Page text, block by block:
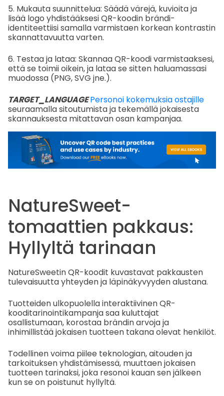
5. Mukauta suunnittelua: Säädä värejä, kuvioita ja
lisää logo yhdistääksesi QR-koodin brändi-
identiteettiisi samalla varmistaen korkean kontrastin
skannattavuutta varten.
6. Testaa ja lataa: Skannaa QR-koodi varmistaaksesi,
että se toimii oikein, ja lataa se sitten haluamassasi
muodossa (PNG, SVG jne.).
TARGET_LANGUAGEPersonoi kokemuksia ostajille
seuraamalla sitoutumista ja tekemällä jokaisesta
skannauksesta mitattavan osan kampanjaa.
NatureSweet-
tomaattien pakkaus:
Hyllyltä tarinaan
NatureSweetin QR-koodit kuvastavat pakkausten
tulevaisuutta yhteyden ja läpinäkyvyyden alustana.
Tuotteiden ulkopuolella interaktiivinen QR-
kooditarinointikampanja saa kuluttajat
osallistumaan, korostaa brändin arvoja ja
inhimillistää jokaisen tuotteen takana olevat henkilöt.
Todellinen voima piilee teknologian, aitouden ja
tarkoituksen yhdistämisessä, muuttaen jokaisen
tuotteen tarinaksi, joka resonoi kauan sen jälkeen
kun se on poistunut hyllyltä.